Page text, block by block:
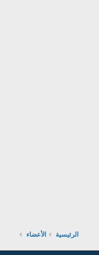
الرئيسية الأعضاء